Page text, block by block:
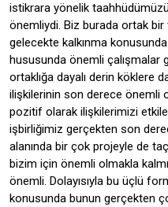
istikrara yönelik
önemliydi. Biz burada ortak
gelecekte kalkınma
hususunda önemli çalışmalar
ortaklığa dayalı derin köklere
ilişkilerinin son derece önemli
pozitif olarak ilişkilerimizi
işbirliğimiz gerçekten son
alanında bir çok projeyle de
bizim için önemli olmakla
önemli. Dolayısıyla bu üçlü
konusunda bunun gerçekten